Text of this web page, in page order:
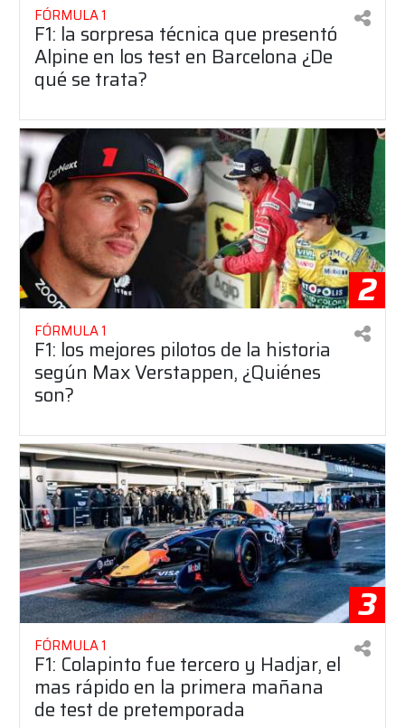
FÓRMULA 1
F1: la sorpresa técnica que presentó
Alpine en los test en Barcelona ¿De
qué se trata?
2
FÓRMULA 1
F1: los mejores pilotos de la historia
según Max Verstappen, ¿Quiénes
son?
3
FÓRMULA 1
F1: Colapinto fue tercero y Hadjar, el
mas rápido en la primera mañana
de test de pretemporada